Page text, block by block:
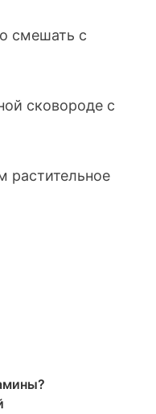
смешать с
сковороде с
растительное